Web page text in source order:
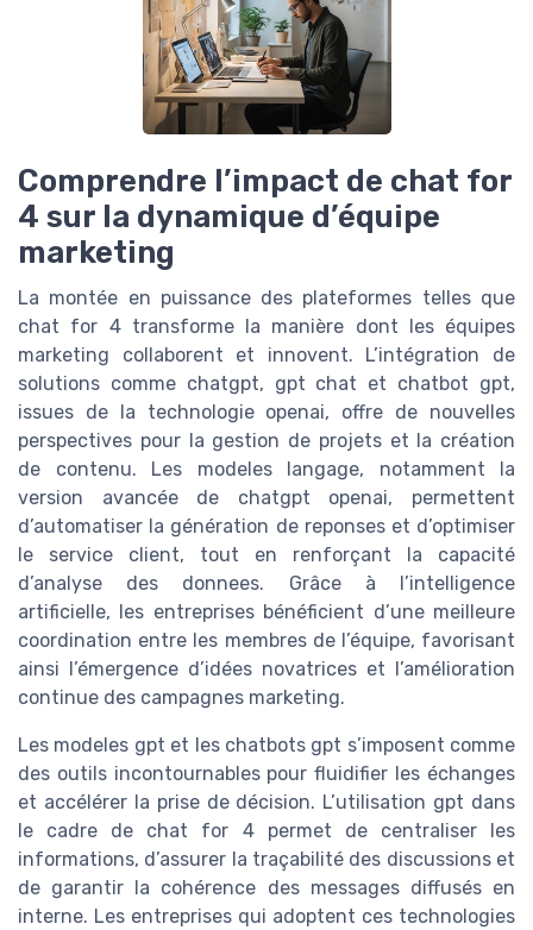
Comprendre l’impact de chat for
4 sur la dynamique d’équipe
marketing
La montée en puissance des plateformes telles que
chat for 4 transforme la manière dont les équipes
marketing collaborent et innovent. L’intégration de
solutions comme chatgpt, gpt chat et chatbot gpt,
issues de la technologie openai, offre de nouvelles
perspectives pour la gestion de projets et la création
de contenu. Les modeles langage, notamment la
version avancée de chatgpt openai, permettent
d’automatiser la génération de reponses et d’optimiser
le service client, tout en renforçant la capacité
d’analyse des donnees. Grâce à l’intelligence
artificielle, les entreprises bénéficient d’une meilleure
coordination entre les membres de l’équipe, favorisant
ainsi l’émergence d’idées novatrices et l’amélioration
continue des campagnes marketing.
Les modeles gpt et les chatbots gpt s’imposent comme
des outils incontournables pour fluidifier les échanges
et accélérer la prise de décision. L’utilisation gpt dans
le cadre de chat for 4 permet de centraliser les
informations, d’assurer la traçabilité des discussions et
de garantir la cohérence des messages diffusés en
interne. Les entreprises qui adoptent ces technologies